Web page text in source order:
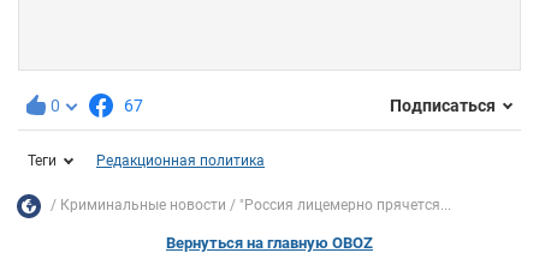
0 67 Подписаться
Теги Редакционная политика
Криминальные новости "Россия лицемерно прячется...
Вернуться на главную OBOZ